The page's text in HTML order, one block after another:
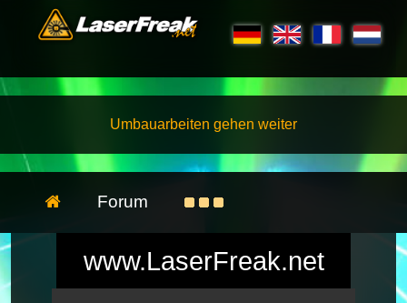
Umbauarbeiten gehen weiter
Forum
www.LaserFreak.net